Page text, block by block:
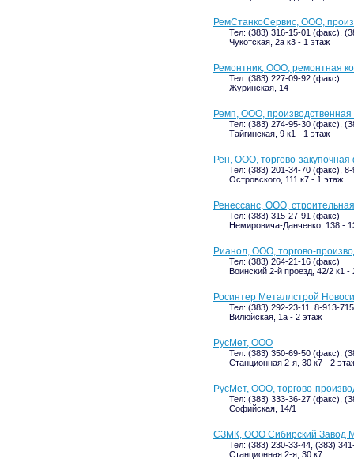
РемСтанкоСервис, ООО,
Тел: (383) 316-15-01 (факс),
Чукотская, 2а к3 - 1 этаж
Ремонтник, ООО, ремонтная
Тел: (383) 227-09-92 (факс)
Журинская, 14
Ремп, ООО, производственная
Тел: (383) 274-95-30 (факс),
Тайгинская, 9 к1 - 1 этаж
Рен, ООО, торгово-
Тел: (383) 201-34-70 (факс),
Островского, 111 к7 - 1 этаж
Ренессанс, ООО,
Тел: (383) 315-27-91 (факс)
Немировича-Данченко, 138 -
Рианол, ООО, торгово-
Тел: (383) 264-21-16 (факс)
Воинский 2-й проезд, 42/2 к1 -
Росинтер Металлстрой
Тел: (383) 292-23-11, 8-913-
Вилюйская, 1а - 2 этаж
РусМет, ООО
Тел: (383) 350-69-50 (факс),
Станционная 2-я, 30 к7 - 2
РусМет, ООО, торгово-
Тел: (383) 333-36-27 (факс),
Софийская, 14/1
СЗМК, ООО Сибирский Завод
Тел: (383) 230-33-44, (383)
Станционная 2-я, 30 к7